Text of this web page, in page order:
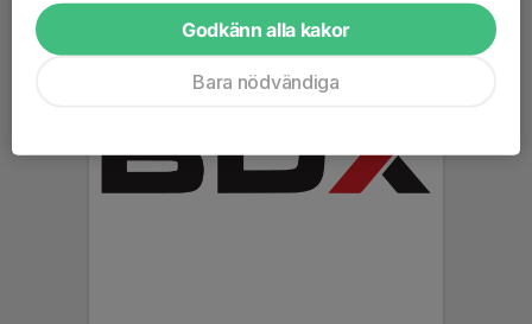
Godkänn alla kakor
Bara nödvändiga